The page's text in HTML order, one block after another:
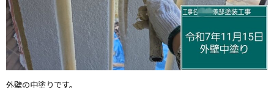
外壁の中塗りです。